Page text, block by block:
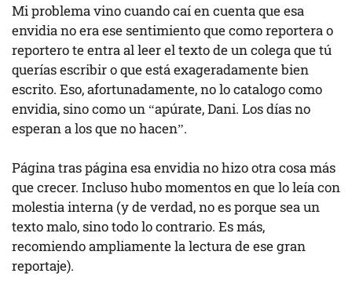
Mi problema vino cuando caí en cuenta que esa
envidia no era ese sentimiento que como reportera o
reportero te entra al leer el texto de un colega que tú
querías escribir o que está exageradamente bien
escrito. Eso, afortunadamente, no lo catalogo como
envidia, sino como un “apúrate, Dani. Los días no
esperan a los que no hacen”.
Página tras página esa envidia no hizo otra cosa más
que crecer. Incluso hubo momentos en que lo leía con
molestia interna (y de verdad, no es porque sea un
texto malo, sino todo lo contrario. Es más,
recomiendo ampliamente la lectura de ese gran
reportaje).